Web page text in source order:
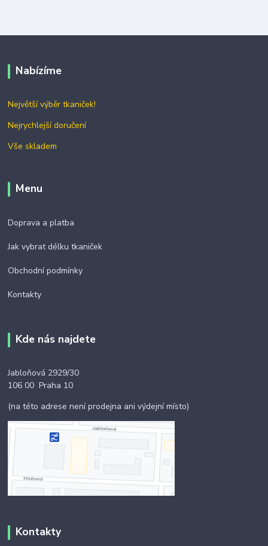
Nabízíme
Největší výběr tkaniček!
Nejrychlejší doručení
Vše skladem
Menu
Doprava a platba
Jak vybrat délku tkaniček
Obchodní podmínky
Kontakty
Kde nás najdete
Jabloňová 2929/30
106 00 Praha 10
(na této adrese není prodejna ani výdejní místo)
Kontakty